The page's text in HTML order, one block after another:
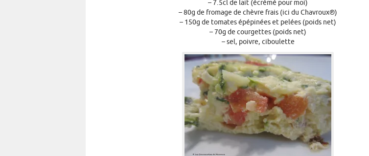
– 7.5cl de lait (écrémé pour moi)
– 80g de fromage de chèvre frais (ici du Chavroux®)
– 150g de tomates épépinées et pelées (poids net)
– 70g de courgettes (poids net)
– sel, poivre, ciboulette